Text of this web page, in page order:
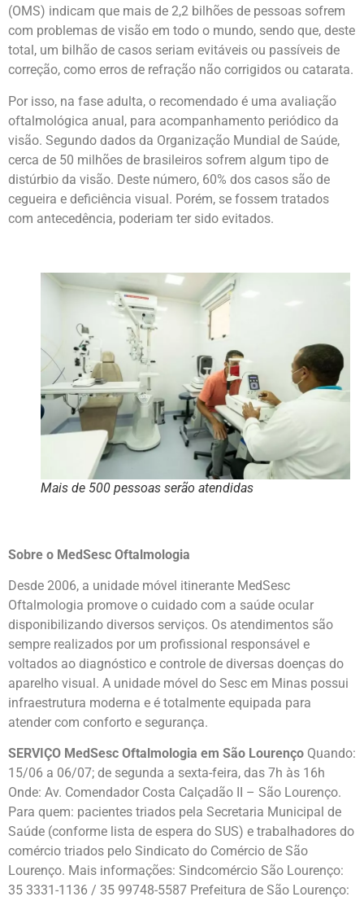
(OMS) indicam que mais de 2,2 bilhões de pessoas sofrem
com problemas de visão em todo o mundo, sendo que, deste
total, um bilhão de casos seriam evitáveis ou passíveis de
correção, como erros de refração não corrigidos ou catarata.
Por isso, na fase adulta, o recomendado é uma avaliação
oftalmológica anual, para acompanhamento periódico da
visão. Segundo dados da Organização Mundial de Saúde,
cerca de 50 milhões de brasileiros sofrem algum tipo de
distúrbio da visão. Deste número, 60% dos casos são de
cegueira e deficiência visual. Porém, se fossem tratados
com antecedência, poderiam ter sido evitados.
Mais de 500 pessoas serão atendidas
Sobre o MedSesc Oftalmologia
Desde 2006, a unidade móvel itinerante MedSesc
Oftalmologia promove o cuidado com a saúde ocular
disponibilizando diversos serviços. Os atendimentos são
sempre realizados por um profissional responsável e
voltados ao diagnóstico e controle de diversas doenças do
aparelho visual. A unidade móvel do Sesc em Minas possui
infraestrutura moderna e é totalmente equipada para
atender com conforto e segurança.
SERVIÇO MedSesc Oftalmologia em São Lourenço Quando:
15/06 a 06/07; de segunda a sexta-feira, das 7h às 16h
Onde: Av. Comendador Costa Calçadão II – São Lourenço.
Para quem: pacientes triados pela Secretaria Municipal de
Saúde (conforme lista de espera do SUS) e trabalhadores do
comércio triados pelo Sindicato do Comércio de São
Lourenço. Mais informações: Sindcomércio São Lourenço:
35 3331-1136 / 35 99748-5587 Prefeitura de São Lourenço: